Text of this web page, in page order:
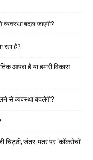
व्यवस्था बदल जाएगी?
रहा है?
आपदा है या हमारी विकास
से व्यवस्था बदलेगी?
चिट्ठी, जंतर-मंतर पर ‘कॉकरोचों’